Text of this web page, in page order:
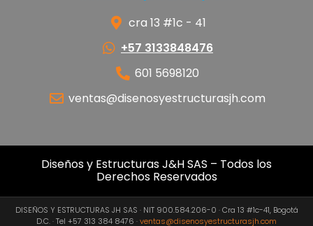
cra 13 #1c - 41
+57 3133848476
601 5698120
ventas@disenosyestructurasjh.com
Diseños y Estructuras J&H SAS – Todos los
Derechos Reservados
DISEÑOS Y ESTRUCTURAS JH SAS · NIT 900.584.206-0 · Cra 13 #1c-41, Bogotá
D.C. · Tel +57 313 384 8476 ·ventas@disenosyestructurasjh.com